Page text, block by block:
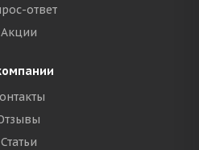
ответ
Акции
Статьи